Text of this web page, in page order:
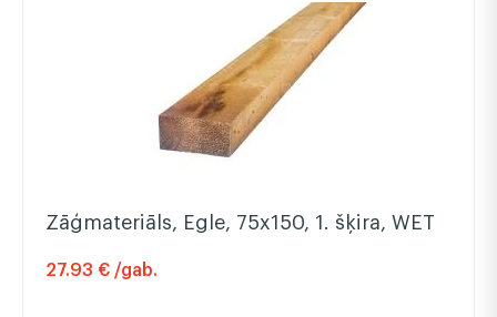
Zāģmateriāls, Egle, 75x150, 1. šķira, WET
27.93 € /gab.